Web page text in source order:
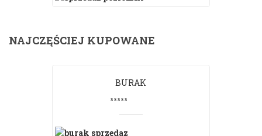
NAJCZĘŚCIEJ KUPOWANE
BURAK